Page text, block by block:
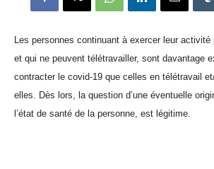
Les personnes continuant à exercer leur activité
et qui ne peuvent télétravailler, sont davantage
contracter le covid-19 que celles en télétravail
elles. Dès lors, la question d’une éventuelle
l’état de santé de la personne, est légitime.